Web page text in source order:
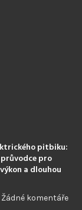
pitbiku:
pro
a dlouhou
Žádné komentáře